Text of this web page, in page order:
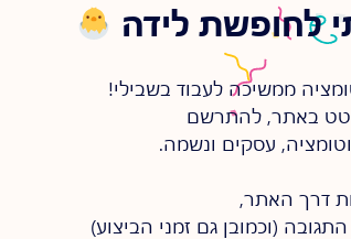
לחופשת לידה
ממשיכה לעבוד בשבילי!
באתר, להתרשם
עסקים ונשמה.
דרך האתר,
(וכמובן גם זמני הביצוע)